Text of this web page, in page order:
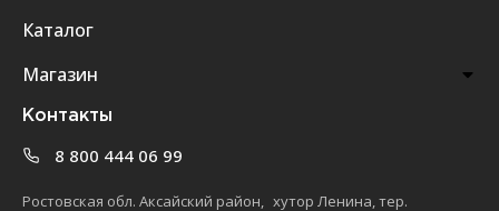
Каталог
Магазин
Контакты
8 800 444 06 99
Ростовская обл. Аксайский район, хутор Ленина, тер.